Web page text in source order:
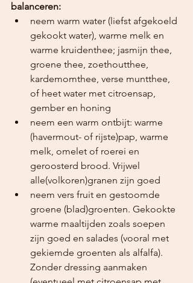
balanceren:
neem warm water (liefst afgekoeld
gekookt water), warme melk en
warme kruidenthee; jasmijn thee,
groene thee, zoethoutthee,
kardemomthee, verse muntthee,
of heet water met citroensap,
gember en honing
neem een warm ontbijt: warme
(havermout- of rijste)pap, warme
melk, omelet of roerei en
geroosterd brood. Vrijwel
alle(volkoren)granen zijn goed
neem vers fruit en gestoomde
groene (blad)groenten. Gekookte
warme maaltijden zoals soepen
zijn goed en salades (vooral met
gekiemde groenten als alfalfa).
Zonder dressing aanmaken